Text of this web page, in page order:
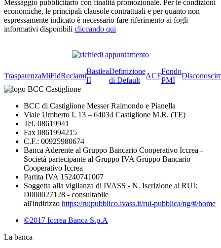
Messaggio pubblicitario con finalità promozionale. Per le condizioni
economiche, le principali clausole contrattuali e per quanto non
espressamente indicato è necessario fare riferimento ai fogli
informativi disponibili cliccando qui
TrasparenzaMiFidReclami
Basilea
II
Definizione
di Default
ACF
Fondo
PMI
BCC di Castiglione Messer Raimondo e Pianella
Viale Umberto I, 13 – 64034 Castiglione M.R. (TE)
Tel. 08619941
Fax 0861994215
C.F.: 00925980674
Banca Aderente al Gruppo Bancario Cooperativo Iccrea -
Società partecipante al Gruppo IVA Gruppo Bancario
Cooperativo Iccrea
Partita IVA 15240741007
Soggetta alla vigilanza di IVASS - N. Iscrizione al RUI:
D000027128 - consultabile
all'indirizzo https://ruipubblico.ivass.it/rui-pubblica/ng/#/home
©2017 Iccrea Banca S.p.A
La banca